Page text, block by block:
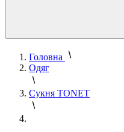
Головна
Одяг
Сукня TONET